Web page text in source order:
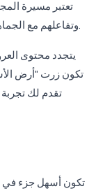
تعتبر مسيرة
وتفاعلهم مع الجماهير واحدة من أكثر اللحظات التي يتذكرها الأطفال.
يتجدد محتوى
تكون زرت "أرض
تقدم لك
تكون أسهل جزء في